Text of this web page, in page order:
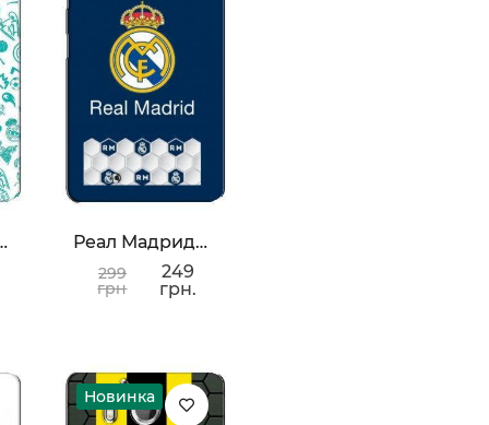
Madrid
Реал Мадрид Значок
299
грн
249
грн.
Новинка